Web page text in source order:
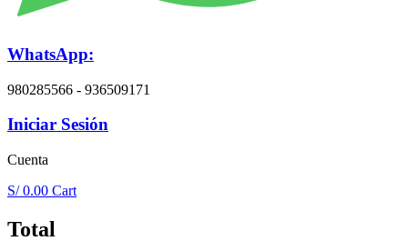
WhatsApp:
980285566 - 936509171
Iniciar Sesión
Cuenta
S/0.00 Cart
Total